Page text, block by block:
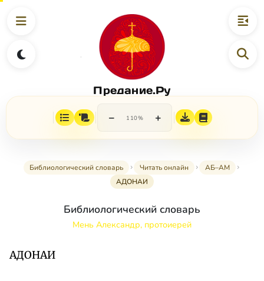
Предание.Ру
− 110% +
Библиологический словарь Читать онлайн
АБ–АМ
АДОНАИ
Библиологический словарь
Мень Александр, протоиерей
АДОНАИ